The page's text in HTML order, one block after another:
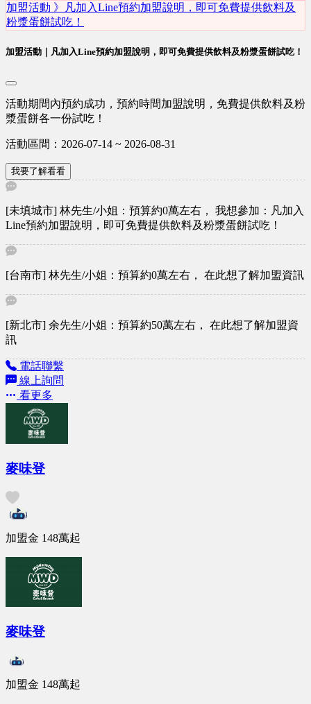
加盟活動 》凡加入Line預約加盟說明，即可免費提供飲料及
粉漿蛋餅試吃！
加盟活動｜凡加入Line預約加盟說明，即可免費提供飲料及粉漿蛋餅試吃！
活動期間內預約成功，預約時間加盟說明，免費提供飲料及粉
漿蛋餅各一份試吃！
活動區間：2026-07-14 ~ 2026-08-31
我要了解看看
[未填城市] 林先生/小姐：預算約0萬左右， 我想參加：凡加入
Line預約加盟說明，即可免費提供飲料及粉漿蛋餅試吃！
[台南市] 林先生/小姐：預算約0萬左右， 在此想了解加盟資訊
[新北市] 余先生/小姐：預算約50萬左右， 在此想了解加盟資
訊
電話聯繫
線上詢問
看更多
麥味登
加盟金 148萬起
麥味登
加盟金 148萬起